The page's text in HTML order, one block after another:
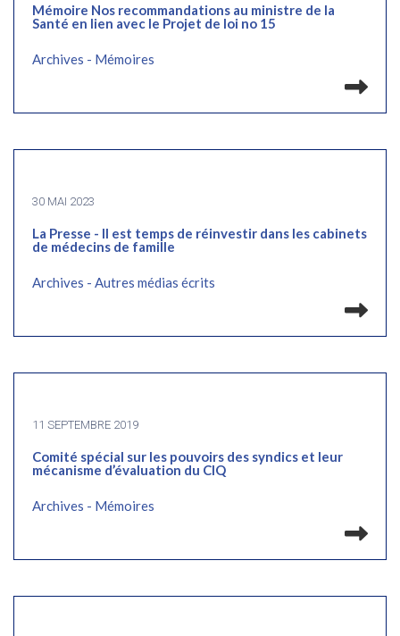
Mémoire Nos recommandations au ministre de la
Santé en lien avec le Projet de loi no 15
Archives - Mémoires
30 MAI 2023
La Presse - Il est temps de réinvestir dans les cabinets
de médecins de famille
Archives - Autres médias écrits
11 SEPTEMBRE 2019
Comité spécial sur les pouvoirs des syndics et leur
mécanisme d’évaluation du CIQ
Archives - Mémoires